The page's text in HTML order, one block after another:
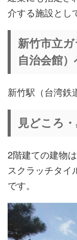
介する施設とし
新竹市立
自治会館
新竹駅（台湾鉄
見どころ
2階建ての建物
スクラッチタイ
です。